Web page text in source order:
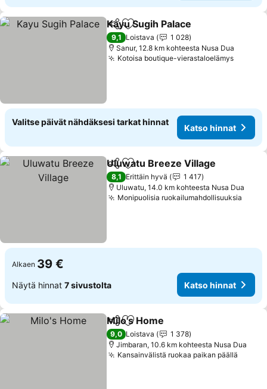
Jaa Lisää suosikkeihin
Kayu Sugih Palace
9,1 Loistava
1 028
Sanur, 12.8 km kohteesta Nusa Dua
Kotoisa boutique-vierastaloelämys
Valitse päivät nähdäksesi tarkat hinnat
Katso hinnat
Jaa Lisää suosikkeihin
Uluwatu Breeze Village
8,1 Erittäin hyvä
1 417
Uluwatu, 14.0 km kohteesta Nusa Dua
Monipuolisia ruokailumahdollisuuksia
Alkaen 39 €
Näytä hinnat 7 sivustolta Katso hinnat
Jaa Lisää suosikkeihin
Milo's Home
9,0 Loistava
1 378
Jimbaran, 10.6 km kohteesta Nusa Dua
Kansainvälistä ruokaa paikan päällä